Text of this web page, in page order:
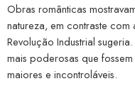
Obras românticas
natureza, em contraste
Revolução Industrial
mais poderosas que
maiores e incontroláveis.